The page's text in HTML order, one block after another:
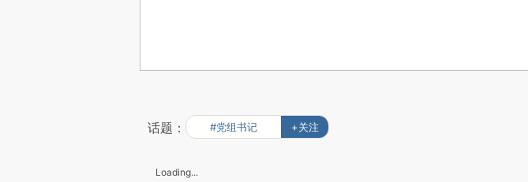
话题： #党组书记 +关注
Loading...